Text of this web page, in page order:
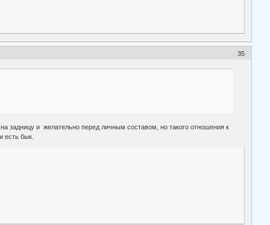
35
задницу и желательно перед личным составом, но такого отношения к
есть бык.